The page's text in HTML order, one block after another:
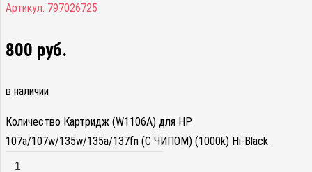
Артикул: 797026725
800 руб.
в наличии
Количество Картридж (W1106A) для HP
107a/107w/135w/135a/137fn (С ЧИПОМ) (1000k) Hi-Black